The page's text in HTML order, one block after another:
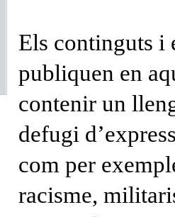
Els continguts i
publiquen en
contenir un
defugi
com per
racisme,